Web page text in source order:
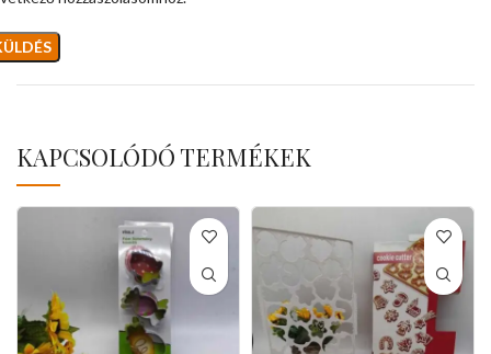
KAPCSOLÓDÓ TERMÉKEK